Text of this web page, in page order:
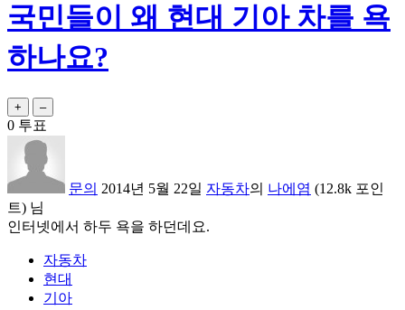
국민들이 왜 현대 기아 차를 욕
하나요?
0 투표
문의 2014년 5월 22일 자동차의 나에염 (12.8k 포인
트) 님
인터넷에서 하두 욕을 하던데요.
자동차
현대
기아